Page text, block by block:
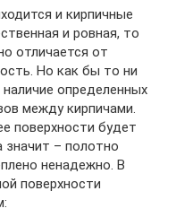
и кирпичные
и ровная, то
отличается от
Но как бы то ни
определенных
между кирпичами.
поверхности будет
значит – полотно
ненадежно. В
поверхности